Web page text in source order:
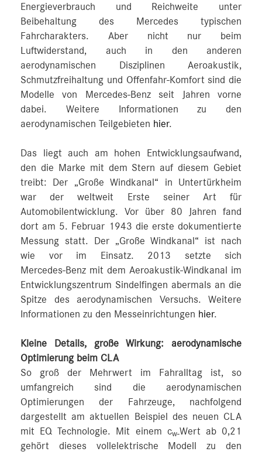
Energieverbrauch und Reichweite unter
Beibehaltung des Mercedes typischen
Fahrcharakters. Aber nicht nur beim
Luftwiderstand, auch in den anderen
aerodynamischen Disziplinen Aeroakustik,
Schmutzfreihaltung und Offenfahr‑Komfort sind die
Modelle von Mercedes‑Benz seit Jahren vorne
dabei. Weitere Informationen zu den
aerodynamischen Teilgebieten hier.
Das liegt auch am hohen Entwicklungsaufwand,
den die Marke mit dem Stern auf diesem Gebiet
treibt: Der „Große Windkanal“ in Untertürkheim
war der weltweit Erste seiner Art für
Automobilentwicklung. Vor über 80 Jahren fand
dort am 5. Februar 1943 die erste dokumentierte
Messung statt. Der „Große Windkanal“ ist nach
wie vor im Einsatz. 2013 setzte sich
Mercedes‑Benz mit dem Aeroakustik-Windkanal im
Entwicklungszentrum Sindelfingen abermals an die
Spitze des aerodynamischen Versuchs. Weitere
Informationen zu den Messeinrichtungen hier.
Kleine Details, große Wirkung: aerodynamische
Optimierung beim CLA
So groß der Mehrwert im Fahralltag ist, so
umfangreich sind die aerodynamischen
Optimierungen der Fahrzeuge, nachfolgend
dargestellt am aktuellen Beispiel des neuen CLA
mit EQ Technologie. Mit einem cw‑Wert ab 0,21
gehört dieses vollelektrische Modell zu den